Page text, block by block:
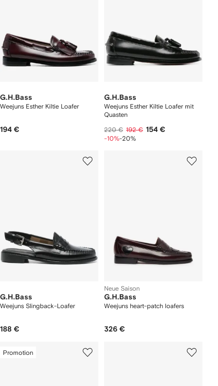
G.H.Bass
Weejuns Esther Kiltie Loafer
194 €
G.H.Bass
Weejuns Esther Kiltie Loafer mit
Quasten
220 € 192 € 154 €
-10%-20%
G.H.Bass
Weejuns Slingback-Loafer
188 €
Neue Saison
G.H.Bass
Weejuns heart-patch loafers
326 €
Promotion